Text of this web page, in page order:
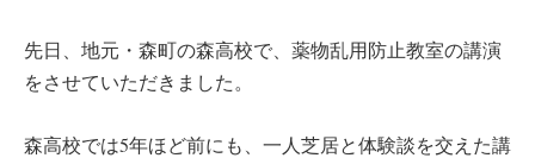
先日、地元・森町の森高校で、薬物乱用防止教室の講演
をさせていただきました。
森高校では5年ほど前にも、一人芝居と体験談を交えた講